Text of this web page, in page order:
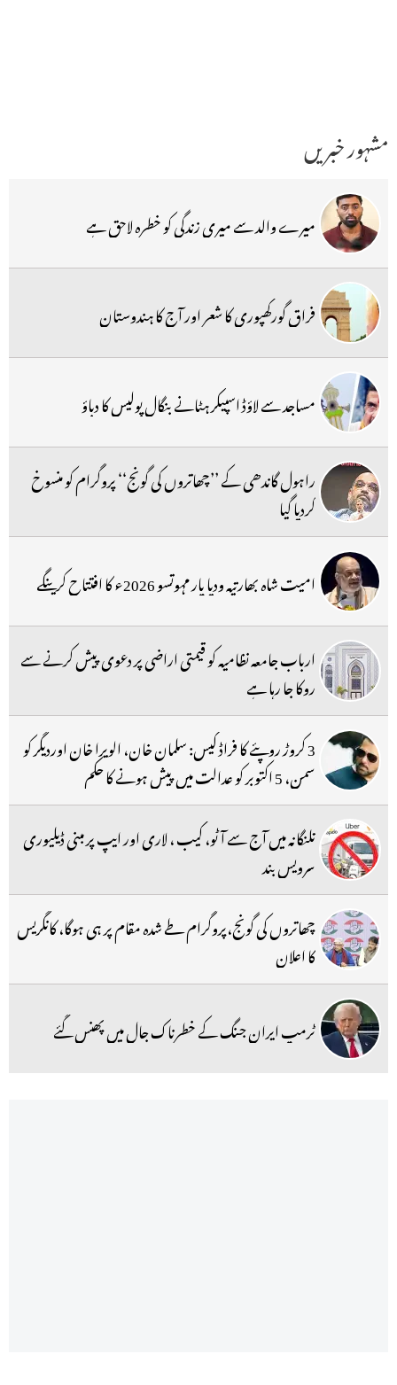
مشہور خبریں
میرے والد سے میری زندگی کو خطرہ لاحق ہے
فراق گورکھپوری کا شعر اور آج کا ہندوستان
مساجد سے لاؤڈ اسپیکر ہٹانے بنگال پولیس کا دباؤ
راہول گاندھی کے ’’چھاتروں کی گونج‘‘ پروگرام کو منسوخ
کردیا گیا
امیت شاہ بھارتیہ ودیا پار مہوتسو 2026ء کا افتتاح کرینگے
ارباب جامعہ نظامیہ کو قیمتی اراضی پر دعوی پیش کرنے سے
روکا جا رہا ہے
3 کروڑ روپئے کا فراڈ کیس: سلمان خان، الویرا خان اوردیگر کو
سمن، 5 اکتوبر کو عدالت میں پیش ہونے کا حکم
تلنگانہ میں آج سے آٹو، کیب ، لاری اور ایپ پر مبنی ڈیلیوری
سرویس بند
چھاتروں کی گونج،پروگرام طے شدہ مقام پر ہی ہوگا، کانگریس
کا اعلان
ٹرمپ ایران جنگ کے خطرناک جال میں پھنس گئے